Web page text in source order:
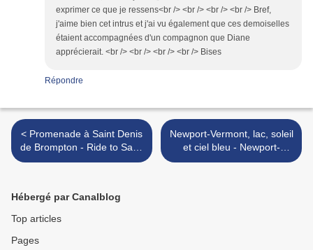
exprimer ce que je ressens<br /> <br /> <br /> <br /> Bref,
j'aime bien cet intrus et j'ai vu également que ces demoiselles
étaient accompagnées d'un compagnon que Diane
apprécierait. <br /> <br /> <br /> <br /> Bises
Répondre
< Promenade à Saint Denis
de Brompton - Ride to Saint
Denis de Brompton
Newport-Vermont, lac, soleil
et ciel bleu - Newport-
Vermont, lake, sun and blue
Hébergé par Canalblog
Top articles
Pages